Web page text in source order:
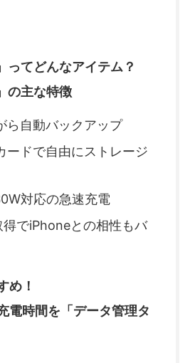
ってどんなアイテム？
の主な特徴
自動バックアップ
ドで自由にストレージ
対応の急速充電
でiPhoneとの相性もバ
め！
電時間を「データ管理タ